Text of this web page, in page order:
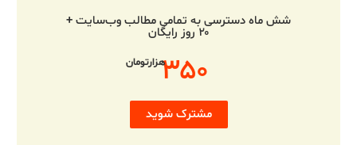
شش ماه دسترسی به تمامی مطالب وب‌سایت +
۲۰ روز رایگان
۳۵۰هزارتومان
مشترک شوید